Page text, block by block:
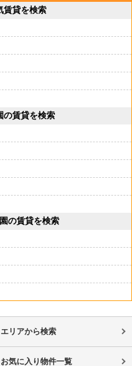
賃貸を検索
の賃貸を検索
の賃貸を検索
エリアから検索
お気に入り物件一覧